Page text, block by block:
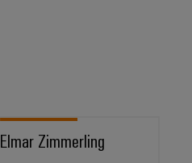
Elmar Zimmerling